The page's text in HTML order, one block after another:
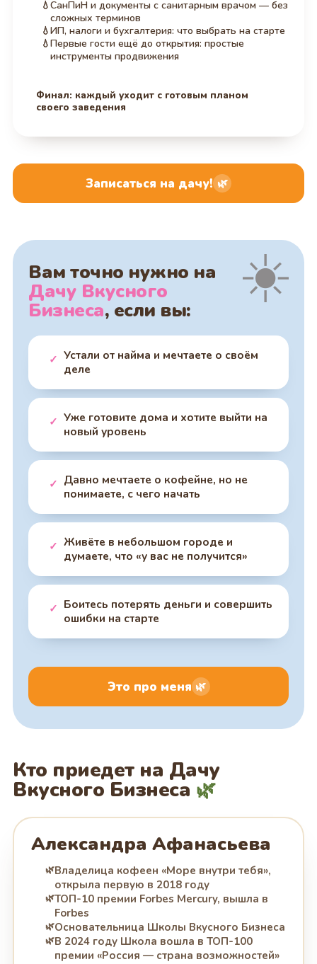
СанПиН и документы с санитарным врачом — без
сложных терминов
ИП, налоги и бухгалтерия: что выбрать на старте
Первые гости ещё до открытия: простые
инструменты продвижения
Финал: каждый уходит с готовым планом
своего заведения
Записаться на дачу! 🌿
Вам точно нужно на
Дачу Вкусного
Бизнеса, если вы:
✓ Устали от найма и мечтаете о своём
деле
✓ Уже готовите дома и хотите выйти на
новый уровень
✓ Давно мечтаете о кофейне, но не
понимаете, с чего начать
✓ Живёте в небольшом городе и
думаете, что «у вас не получится»
✓ Боитесь потерять деньги и совершить
ошибки на старте
Это про меня 🌿
Кто приедет на Дачу
Вкусного Бизнеса 🌿
Александра Афанасьева
Владелица кофеен «Море внутри тебя»,
открыла первую в 2018 году
ТОП-10 премии Forbes Mercury, вышла в
Forbes
Основательница Школы Вкусного Бизнеса
В 2024 году Школа вошла в ТОП-100
премии «Россия — страна возможностей»